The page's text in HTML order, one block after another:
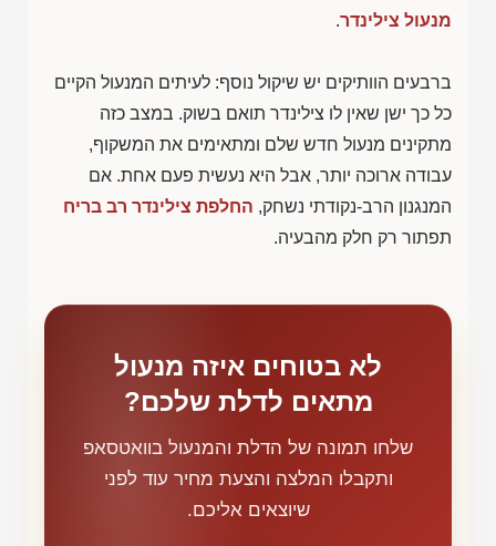
מנעול צילינדר.
ברבעים הוותיקים יש שיקול נוסף: לעיתים המנעול הקיים
כל כך ישן שאין לו צילינדר תואם בשוק. במצב כזה
מתקינים מנעול חדש שלם ומתאימים את המשקוף,
עבודה ארוכה יותר, אבל היא נעשית פעם אחת. אם
המנגנון הרב-נקודתי נשחק, החלפת צילינדר רב בריח
תפתור רק חלק מהבעיה.
לא בטוחים איזה מנעול
מתאים לדלת שלכם?
שלחו תמונה של הדלת והמנעול בוואטסאפ
ותקבלו המלצה והצעת מחיר עוד לפני
שיוצאים אליכם.